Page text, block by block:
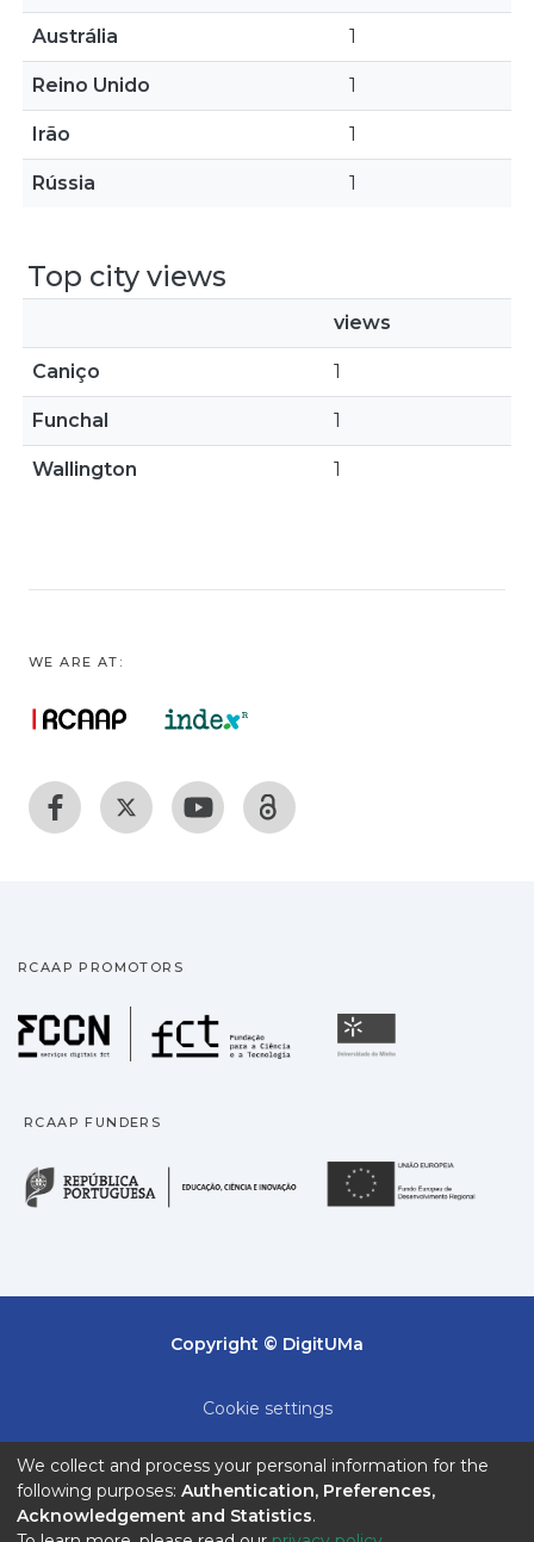
Austrália 1
Reino Unido 1
Irão 1
Rússia 1
Top city views
views
Caniço 1
Funchal 1
Wallington 1
WE ARE AT:
RCAAP PROMOTORS
Fundação para a
RCAAP FUNDERS
República Portuguesa
Copyright © DigitUMa
Cookie settings
End User Agreement
We collect and process your personal information for the
following purposes: Authentication, Preferences,
Acknowledgement and Statistics.